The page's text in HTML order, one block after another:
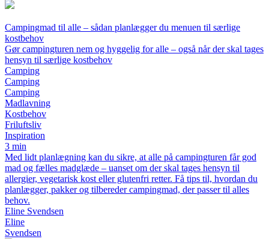
Campingmad til alle – sådan planlægger du menuen til særlige
kostbehov
Gør campingturen nem og hyggelig for alle – også når der skal tages
hensyn til særlige kostbehov
Camping
Camping
Camping
Madlavning
Kostbehov
Friluftsliv
Inspiration
3 min
Med lidt planlægning kan du sikre, at alle på campingturen får god
mad og fælles madglæde – uanset om der skal tages hensyn til
allergier, vegetarisk kost eller glutenfri retter. Få tips til, hvordan du
planlægger, pakker og tilbereder campingmad, der passer til alles
behov.
Eline Svendsen
Eline
Svendsen